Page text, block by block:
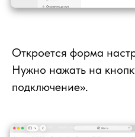
Откроется форма
Нужно нажать на
подключение».